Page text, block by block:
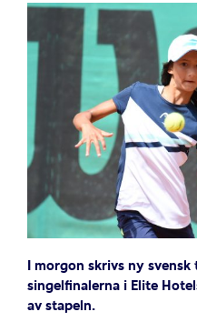
I morgon skrivs ny
singelfinalerna i Elite
av stapeln.